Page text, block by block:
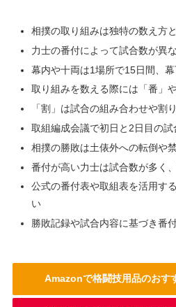
相撲の取り組みは独特の数え方
力士の番付によって試合数が異
幕内や十両は1場所で15日間、
取り組みを数える際には「番」
「割」は試合の組み合わせや割
取組編成会議で初日と2日目の試
相撲の勝敗は土俵外への転倒や
番付が高い力士は試合数が多く
公式の番付表や取組表を活用す
い
勝敗記録や試合内容に基づき番
Amazonで格闘技用品のおす